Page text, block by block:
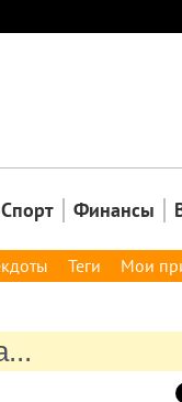
Спорт Финансы
Теги Мои